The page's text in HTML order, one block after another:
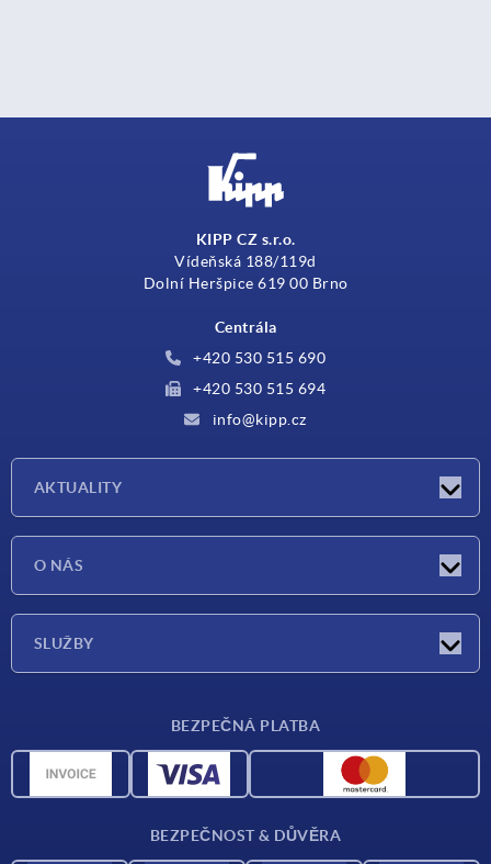
KIPP CZ s.r.o.
Vídeňská 188/119d
Dolní Heršpice 619 00 Brno
Centrála
+420 530 515 690
+420 530 515 694
info@kipp.cz
AKTUALITY
O NÁS
SLUŽBY
CAD data
BEZPEČNÁ PLATBA
BEZPEČNOST & DŮVĚRA